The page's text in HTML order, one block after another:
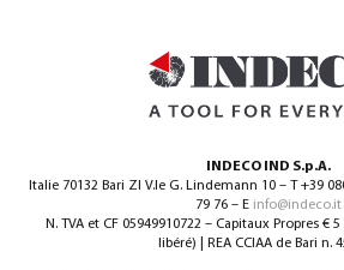
INDECO IND S.p.A.
Italie 70132 Bari ZI V.le G. Lindemann 10 – T +39
79 76 – E info@indeco.it
N. TVA et CF 05949910722 – Capitaux Propres €
libéré) | REA CCIAA de Bari n.